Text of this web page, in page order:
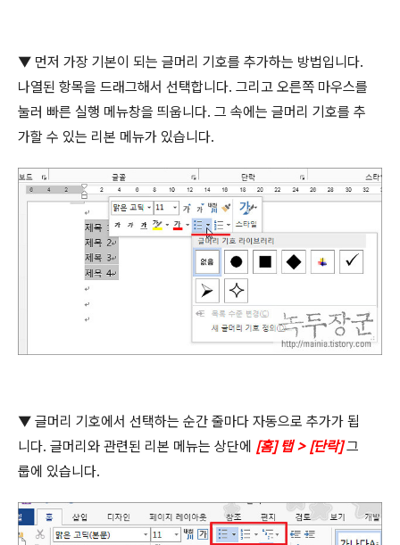
▼ 먼저 가장 기본이 되는 글머리 기호를 추가하는 방법입니다.
나열된 항목을 드래그해서 선택합니다. 그리고 오른쪽 마우스를
눌러 빠른 실행 메뉴창을 띄웁니다. 그 속에는 글머리 기호를 추
가할 수 있는 리본 메뉴가 있습니다.
▼ 글머리 기호에서 선택하는 순간 줄마다 자동으로 추가가 됩
니다. 글머리와 관련된 리본 메뉴는 상단에 [홈]탭> [단락]그
룹에 있습니다.